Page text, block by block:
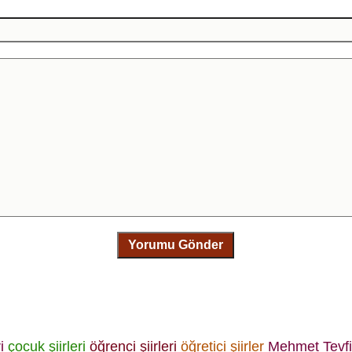
Yorumu Gönder
çocuk şiirleri öğrenci şiirleri öğretici şiirler Mehmet